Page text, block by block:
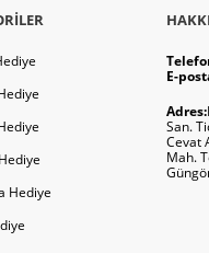
Hediye
E-
Adres:
San.
Cevat
Mah.